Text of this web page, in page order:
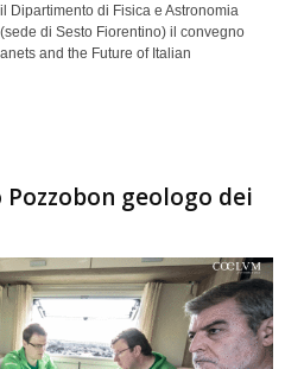
Dipartimento di Fisica e Astronomia
di Sesto Fiorentino) il convegno
and the Future of Italian
geologo dei